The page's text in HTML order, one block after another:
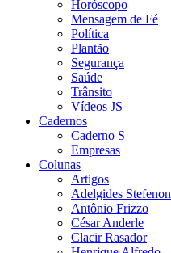
Horóscopo
Mensagem de Fé
Política
Plantão
Segurança
Saúde
Trânsito
Vídeos JS
Cadernos
Caderno S
Empresas
Colunas
Artigos
Adelgides Stefenon
Antônio Frizzo
César Anderle
Clacir Rasador